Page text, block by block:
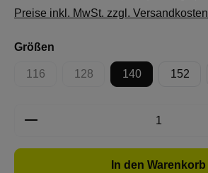
Preise inkl. MwSt. zzgl. Versandkosten
Größen
116
(Diese Option ist zurzeit nicht
128
(Diese Option ist zurzeit
140 152
Produkt Anzahl: Gib den
In den Warenkorb